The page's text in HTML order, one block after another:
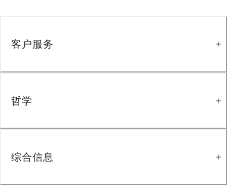
客户服务
哲学
综合信息